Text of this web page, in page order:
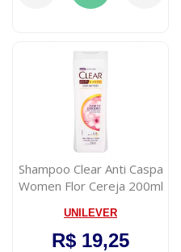
Shampoo Clear Anti Caspa
Women Flor Cereja 200ml
UNILEVER
R$ 19,25